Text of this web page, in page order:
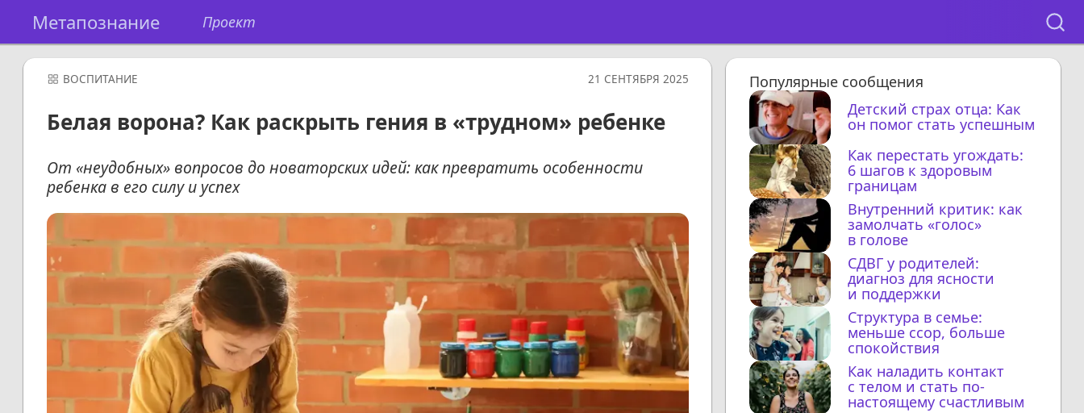
Метапознание Проект
ВОСПИТАНИЕ 21 СЕНТЯБРЯ 2025
Белая ворона? Как раскрыть гения в «трудном» ребенке
От «неудобных» вопросов до новаторских идей: как превратить особенности
ребенка в его силу и успех
Популярные сообщения
Детский страх отца: Как
он помог стать успешным
Как перестать угождать:
6 шагов к здоровым
границам
Внутренний критик: как
замолчать «голос»
в голове
СДВГ у родителей:
диагноз для ясности
и поддержки
Структура в семье:
меньше ссор, больше
спокойствия
Как наладить контакт
с телом и стать по-
настоящему счастливым